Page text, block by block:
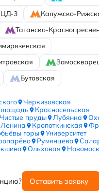
3
Калужско-
Таганско-
Бутовская
Черкизовская
Красносельская
Чистые пруды Лубянка
Кропоткинская
горы
Университет
Румянцево
Ольховая
Оставить заявку